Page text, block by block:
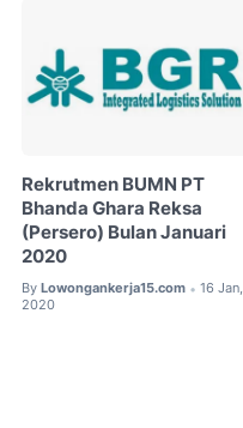
Rekrutmen BUMN PT
Bhanda Ghara Reksa
(Persero) Bulan Januari
2020
By Lowongankerja15.com • 16 Jan,
2020